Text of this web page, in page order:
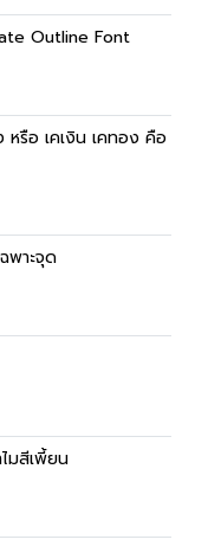
Outline Font
รือ เคเงิน เคทอง คือ
พาะจุด
มสีเพี้ยน